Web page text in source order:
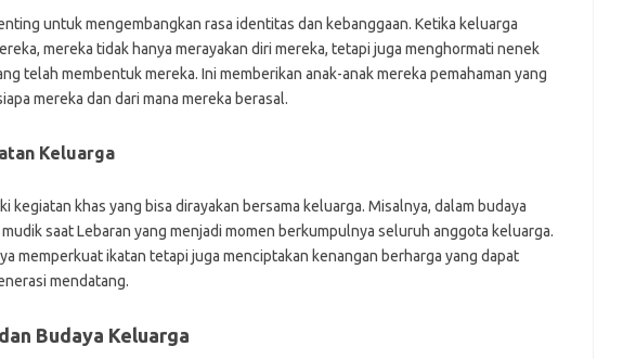
untuk mengembangkan rasa identitas dan kebanggaan. Ketika keluarga
mereka tidak hanya merayakan diri mereka, tetapi juga menghormati nenek
telah membentuk mereka. Ini memberikan anak-anak mereka pemahaman yang
mereka dan dari mana mereka berasal.
Keluarga
kegiatan khas yang bisa dirayakan bersama keluarga. Misalnya, dalam budaya
saat Lebaran yang menjadi momen berkumpulnya seluruh anggota keluarga.
memperkuat ikatan tetapi juga menciptakan kenangan berharga yang dapat
mendatang.
Budaya Keluarga